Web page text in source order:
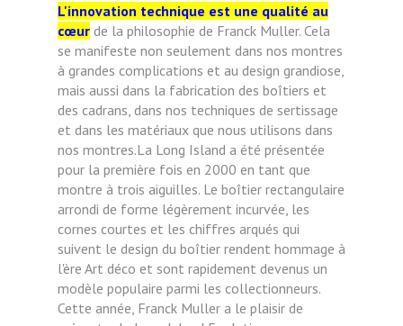
L'innovation technique est une qualité au
cœur de la philosophie de Franck Muller. Cela
se manifeste non seulement dans nos montres
à grandes complications et au design grandiose,
mais aussi dans la fabrication des boîtiers et
des cadrans, dans nos techniques de sertissage
et dans les matériaux que nous utilisons dans
nos montres.La Long Island a été présentée
pour la première fois en 2000 en tant que
montre à trois aiguilles. Le boîtier rectangulaire
arrondi de forme légèrement incurvée, les
cornes courtes et les chiffres arqués qui
suivent le design du boîtier rendent hommage à
l'ère Art déco et sont rapidement devenus un
modèle populaire parmi les collectionneurs.
Cette année, Franck Muller a le plaisir de